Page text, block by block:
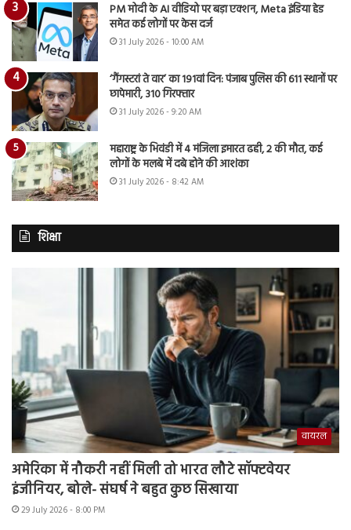
PM मोदी के AI वीडियो पर बड़ा एक्शन, Meta इंडिया हेड
समेत कई लोगों पर केस दर्ज
31 July 2026 - 10:00 AM
‘गैंगस्टरां ते वार’ का 191वां दिन: पंजाब पुलिस की 611 स्थानों पर
छापेमारी, 310 गिरफ्तार
31 July 2026 - 9:20 AM
महाराष्ट्र के भिवंडी में 4 मंजिला इमारत ढही, 2 की मौत, कई
लोगों के मलबे में दबे होने की आशंका
31 July 2026 - 8:42 AM
शिक्षा
वायरल
अमेरिका में नौकरी नहीं मिली तो भारत लौटे सॉफ्टवेयर
इंजीनियर, बोले- संघर्ष ने बहुत कुछ सिखाया
29 July 2026 - 8:00 PM